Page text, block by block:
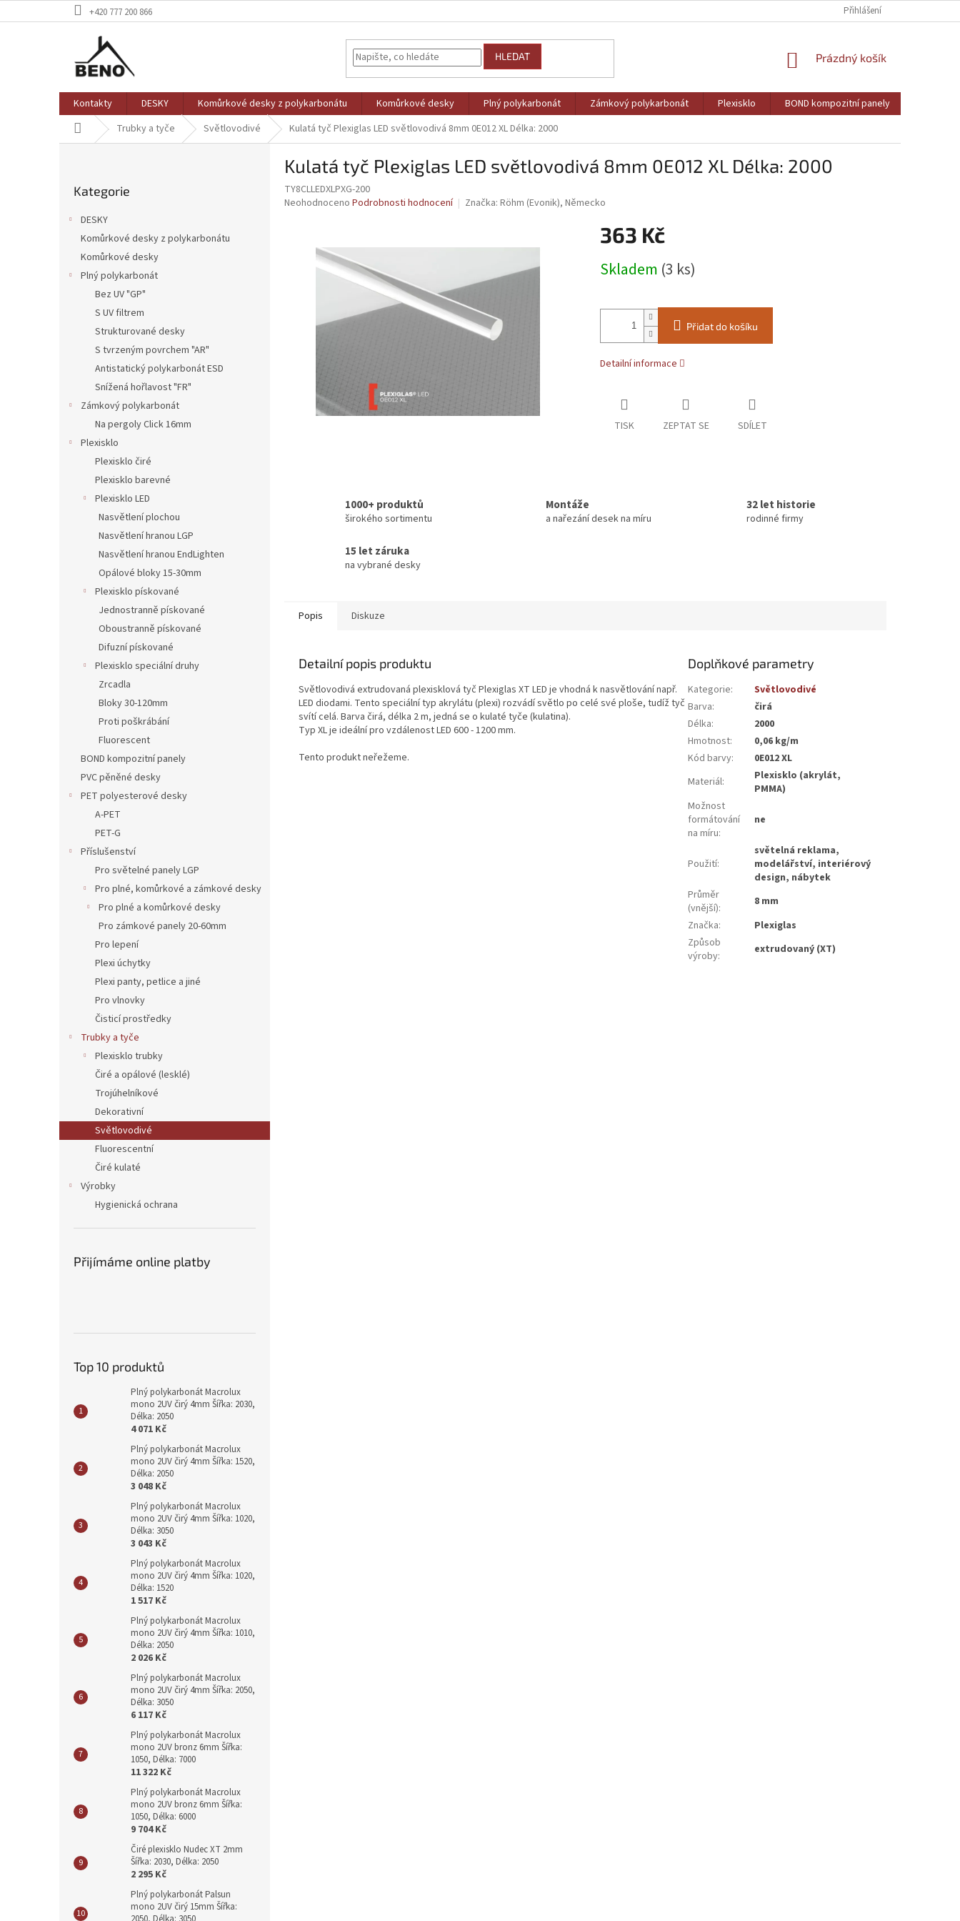
na
+420 777 200 866 Přihlášení
HLEDAT
NÁKUPNÍ
Prázdný košík
Kontakty DESKY Komůrkové desky z polykarbonátu Komůrkové desky Plný polykarbonát Zámkový polykarbonát Plexisklo BOND kompozitní panely
Domů Trubky a tyče Světlovodivé Kulatá tyč Plexiglas LED světlovodivá 8mm 0E012 XL Délka: 2000
kategorie
Kategorie
DESKY
Komůrkové desky z polykarbonátu
Komůrkové desky
Plný polykarbonát
Bez UV "GP"
S UV filtrem
Strukturované desky
S tvrzeným povrchem "AR"
Antistatický polykarbonát ESD
Snížená hořlavost "FR"
Zámkový polykarbonát
Na pergoly Click 16mm
Plexisklo
Plexisklo čiré
Plexisklo barevné
Plexisklo LED
Nasvětlení plochou
Nasvětlení hranou LGP
Nasvětlení hranou EndLighten
Opálové bloky 15-30mm
Plexisklo pískované
Jednostranně pískované
Oboustranně pískované
Difuzní pískované
Plexisklo speciální druhy
Zrcadla
Bloky 30-120mm
Proti poškrábání
Fluorescent
BOND kompozitní panely
PVC pěněné desky
PET polyesterové desky
A-PET
PET-G
Příslušenství
Pro světelné panely LGP
Pro plné, komůrkové a zámkové desky
Pro plné a komůrkové desky
Pro zámkové panely 20-60mm
Pro lepení
Plexi úchytky
Plexi panty, petlice a jiné
Pro vlnovky
Čisticí prostředky
Trubky a tyče
Plexisklo trubky
Čiré a opálové (lesklé)
Trojúhelníkové
Dekorativní
Světlovodivé
Fluorescentní
Čiré kulaté
Výrobky
Hygienická ochrana
Přijímáme online platby
Top 10 produktů
Plný polykarbonát Macrolux
mono 2UV čirý 4mm Šířka: 2030,
Délka: 2050
4 071 Kč
Plný polykarbonát Macrolux
mono 2UV čirý 4mm Šířka: 1520,
Délka: 2050
3 048 Kč
Plný polykarbonát Macrolux
mono 2UV čirý 4mm Šířka: 1020,
Délka: 3050
3 043 Kč
Plný polykarbonát Macrolux
mono 2UV čirý 4mm Šířka: 1020,
Délka: 1520
1 517 Kč
Plný polykarbonát Macrolux
mono 2UV čirý 4mm Šířka: 1010,
Délka: 2050
2 026 Kč
Plný polykarbonát Macrolux
mono 2UV čirý 4mm Šířka: 2050,
Délka: 3050
6 117 Kč
Plný polykarbonát Macrolux
mono 2UV bronz 6mm Šířka:
1050, Délka: 7000
11 322 Kč
Plný polykarbonát Macrolux
mono 2UV bronz 6mm Šířka:
1050, Délka: 6000
9 704 Kč
Čiré plexisklo Nudec XT 2mm
Šířka: 2030, Délka: 2050
2 295 Kč
Plný polykarbonát Palsun
mono 2UV čirý 15mm Šířka:
Kulatá tyč Plexiglas LED světlovodivá 8mm 0E012 XL Délka: 2000
TY8CLLEDXLPXG-200
Průměrné
Neohodnoceno Podrobnosti hodnocení Značka: Röhm (Evonik), Německo
363 Kč
cena:
Skladem (3 ks)
Přidat do košíku
Detailní informace
TISK ZEPTAT SE SDÍLET
1000+ produktů
širokého sortimentu
Montáže
a nařezání desek na míru
32 let historie
rodinné firmy
15 let záruka
na vybrané desky
Popis Diskuze
Detailní popis produktu
Světlovodivá extrudovaná plexisklová tyč Plexiglas XT LED je vhodná k nasvětlování např.
LED diodami. Tento speciální typ akrylátu (plexi) rozvádí světlo po celé své ploše, tudíž tyč
svítí celá. Barva čirá, délka 2 m, jedná se o kulaté tyče (kulatina).
Typ XL je ideální pro vzdálenost LED 600 - 1200 mm.
Tento produkt neřežeme.
Doplňkové parametry
Kategorie:
Světlovodivé
Barva:
čirá
Délka:
2000
Hmotnost:
0,06 kg/m
Kód barvy:
0E012 XL
Materiál:
Plexisklo (akrylát,
PMMA)
Možnost
formátování
na míru:
ne
Použití:
světelná reklama,
modelářství, interiérový
design, nábytek
Průměr
(vnější):
8 mm
Značka:
Plexiglas
Způsob
výroby: extrudovaný (XT)